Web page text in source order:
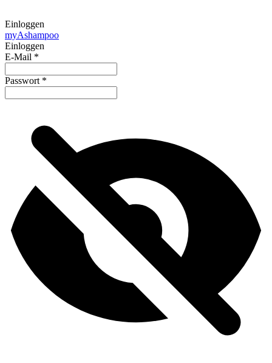
Einloggen
myAshampoo
Einloggen
E-Mail *
Passwort *